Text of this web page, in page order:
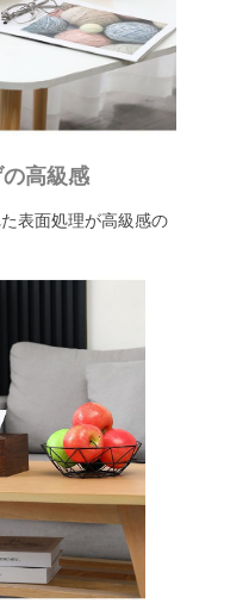
高級感
表面処理が高級感の